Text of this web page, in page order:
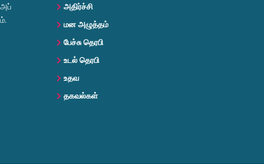
அதிர்ச்சி
மன அழுத்தம்
பேச்சு தெரபி
உடல் தெரபி
உதவ
தகவல்கள்